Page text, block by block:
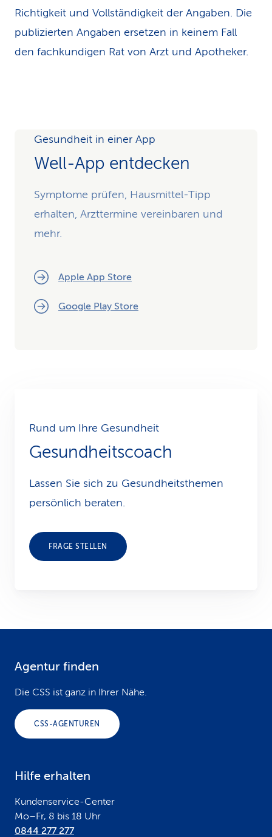
Richtigkeit und Vollständigkeit der Angaben. Die
publizierten Angaben ersetzen in keinem Fall
den fachkundigen Rat von Arzt und Apotheker.
Gesundheit in einer App
Well-App entdecken
Symptome prüfen, Hausmittel-Tipp
erhalten, Arzttermine vereinbaren und
mehr.
Apple App Store
Google Play Store
Rund um Ihre Gesundheit
Gesundheitscoach
Lassen Sie sich zu Gesundheits­themen
persönlich beraten.
FRAGE STELLEN
Agentur finden
Die CSS ist ganz in Ihrer Nähe.
CSS-AGENTUREN
Hilfe erhalten
Kundenservice-Center
Mo–Fr, 8 bis 18 Uhr
0844 277 277